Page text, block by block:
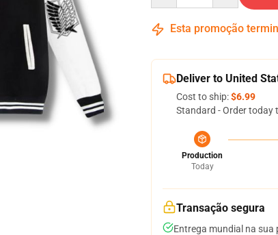
Esta promoção
Deliver to United
Cost to ship:$6.99
Standard - Order today
Production
Today
Transação segura
Entrega mundial na sua